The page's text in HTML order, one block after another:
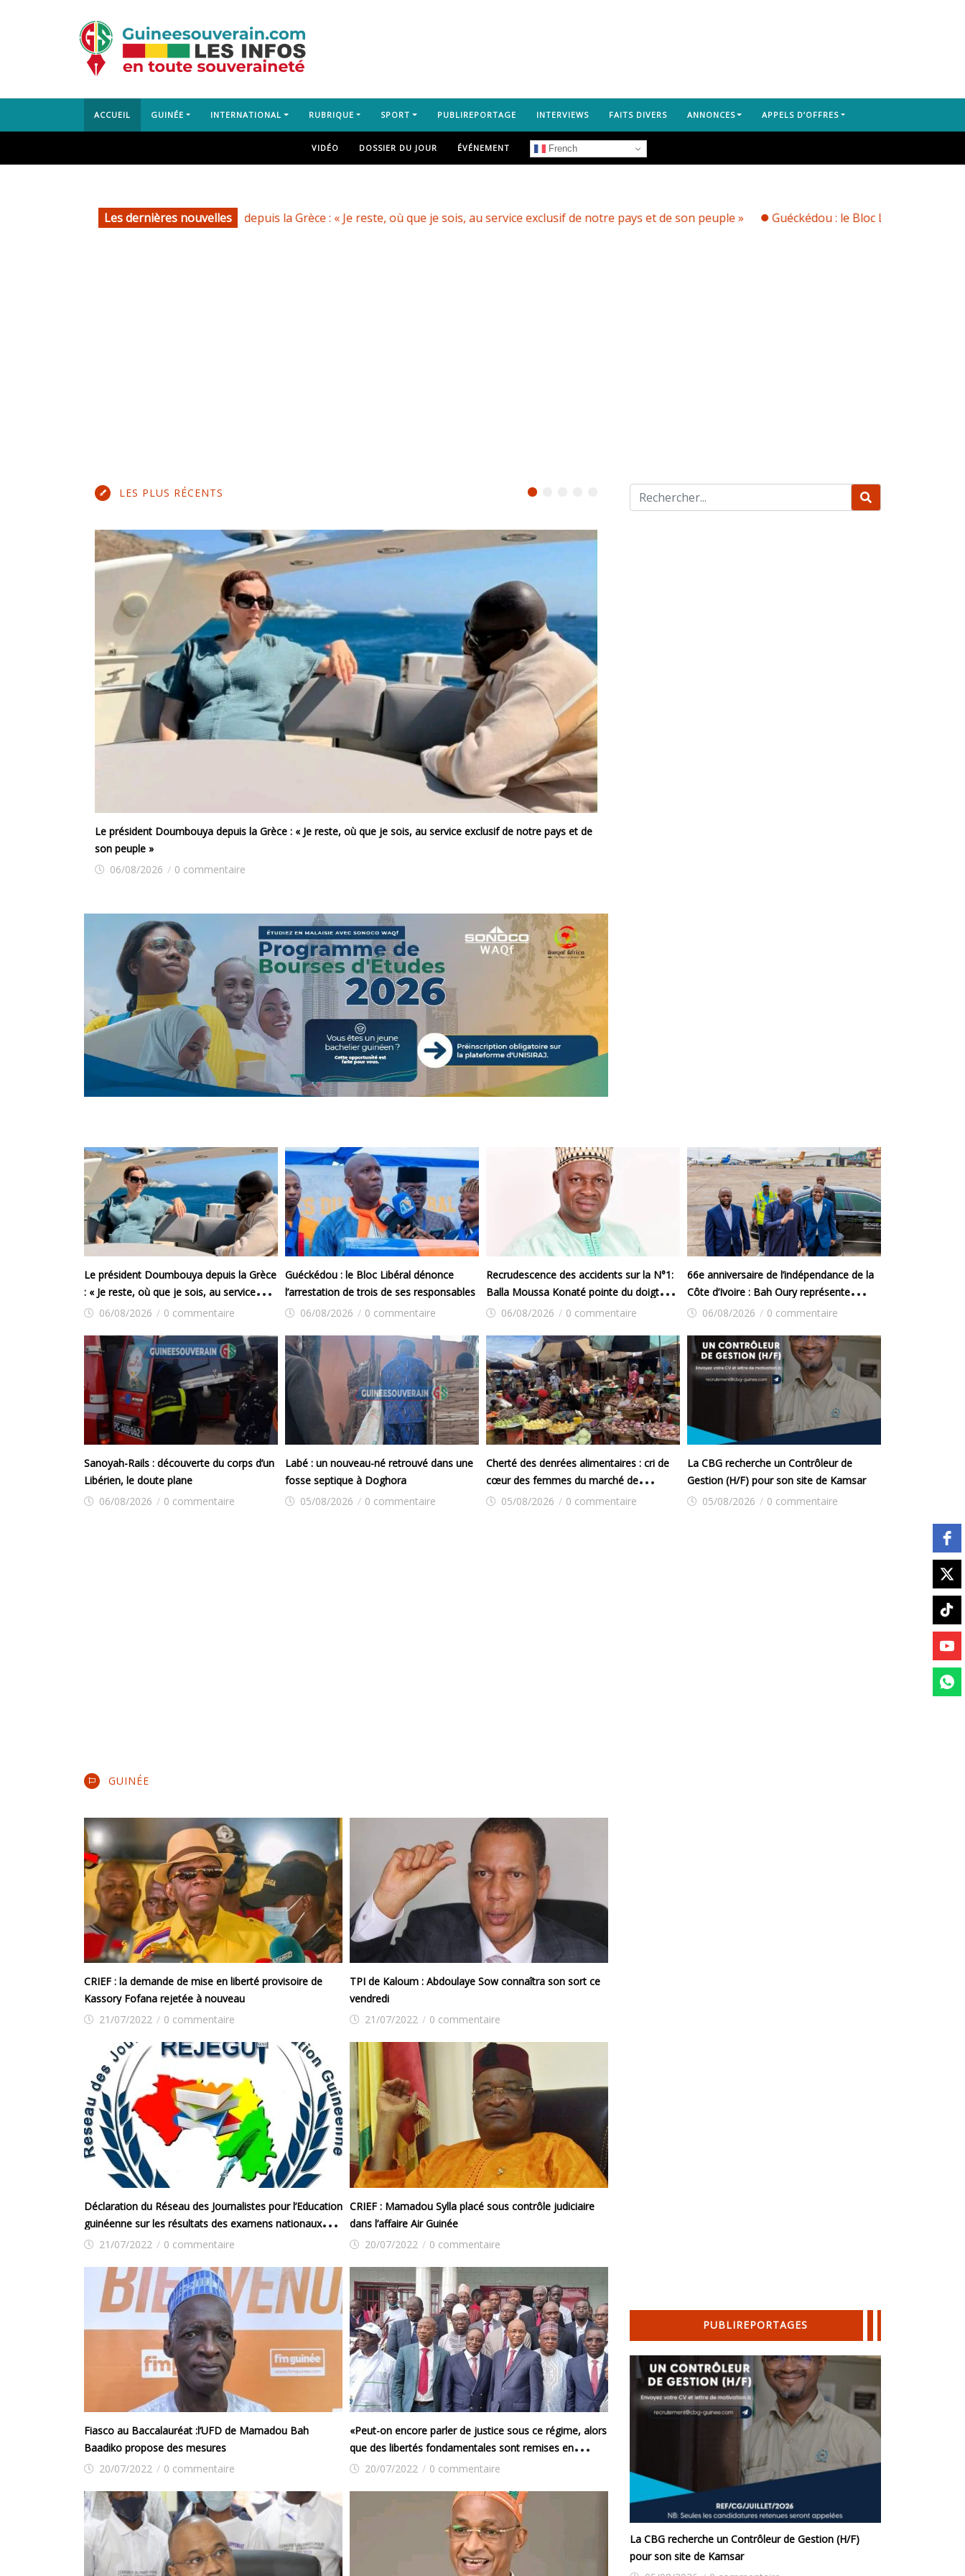
ACCUEIL GUINÉE INTERNATIONAL RUBRIQUE SPORT PUBLIREPORTAGE INTERVIEWS FAITS DIVERS ANNONCES APPELS D’OFFRES
VIDÉO DOSSIER DU JOUR ÉVÉNEMENT French
Les dernières nouvelles
Le président Doumbouya depuis la Grèce : « Je reste, où que je sois, au service exclusif de notre pays et de son peuple » Guéckédou : le Bloc Libéral dénonce l’arrestation
LES PLUS RÉCENTS
Guéckédou : le Bloc Libéral dénonce l’arrestation de trois de ses responsables
06/08/2026
Le président Doumbouya depuis la Grèce
: « Je reste, où que je sois, au service
exclusif de notre pays et de son peuple »
06/08/2026 / 0 commentaire
Guéckédou : le Bloc Libéral dénonce
l’arrestation de trois de ses responsables
06/08/2026 / 0 commentaire
Recrudescence des accidents sur la N°1:
Balla Moussa Konaté pointe du doigt
l’indiscipline des conducteurs et le laxisme
06/08/2026 / 0 commentaire
66e anniversaire de l’indépendance de la
Côte d’Ivoire : Bah Oury représente
Mamadi Doumbouya
06/08/2026 / 0 commentaire
Sanoyah-Rails : découverte du corps d’un
Libérien, le doute plane
06/08/2026 / 0 commentaire
Labé : un nouveau-né retrouvé dans une
fosse septique à Doghora
05/08/2026 / 0 commentaire
Cherté des denrées alimentaires : cri de
cœur des femmes du marché de
Yembeya
05/08/2026 / 0 commentaire
La CBG recherche un Contrôleur de
Gestion (H/F) pour son site de Kamsar
05/08/2026 / 0 commentaire
GUINÉE
CRIEF : la demande de mise en liberté provisoire de
Kassory Fofana rejetée à nouveau
21/07/2022 / 0 commentaire
TPI de Kaloum : Abdoulaye Sow connaîtra son sort ce
vendredi
21/07/2022 / 0 commentaire
Déclaration du Réseau des Journalistes pour l’Education
guinéenne sur les résultats des examens nationaux
session 2022
21/07/2022 / 0 commentaire
CRIEF : Mamadou Sylla placé sous contrôle judiciaire
dans l’affaire Air Guinée
20/07/2022 / 0 commentaire
Fiasco au Baccalauréat :l’UFD de Mamadou Bah
Baadiko propose des mesures
20/07/2022 / 0 commentaire
«Peut-on encore parler de justice sous ce régime, alors
que des libertés fondamentales sont remises en
cause»?, s’interroge l’ANAD
20/07/2022 / 0 commentaire
PUBLIREPORTAGES
La CBG recherche un Contrôleur de Gestion (H/F)
pour son site de Kamsar